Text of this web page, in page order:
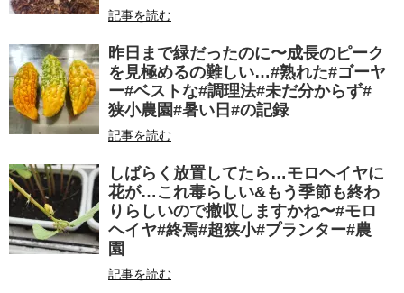
記事を読む
昨日まで緑だったのに〜成長のピーク
を見極めるの難しい…#熟れた#ゴーヤ
ー#ベストな#調理法#未だ分からず#
狭小農園#暑い日#の記録
記事を読む
しばらく放置してたら…モロヘイヤに
花が…これ毒らしい&もう季節も終わ
りらしいので撤収しますかね〜#モロ
ヘイヤ#終焉#超狭小#プランター#農
園
記事を読む